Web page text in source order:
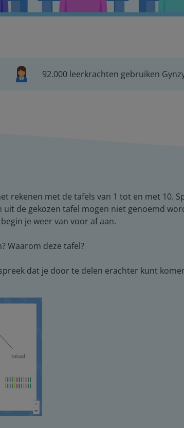
92.000 leerkrachten gebruiken
rekenen met de tafels van 1 tot en met 10.
de gekozen tafel mogen niet genoemd
je weer van voor af aan.
Waarom deze tafel?
dat je door te delen erachter kunt